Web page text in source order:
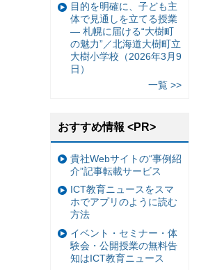
目的を明確に、子ども主
体で見通しを立てる授業
— 札幌に届ける“大樹町
の魅力”／北海道大樹町立
大樹小学校（2026年3月9
日）
一覧 >>
おすすめ情報 <PR>
貴社Webサイトの“事例紹
介”記事転載サービス
ICT教育ニュースをスマ
ホでアプリのように読む
方法
イベント・セミナー・体
験会・公開授業の無料告
知はICT教育ニュース